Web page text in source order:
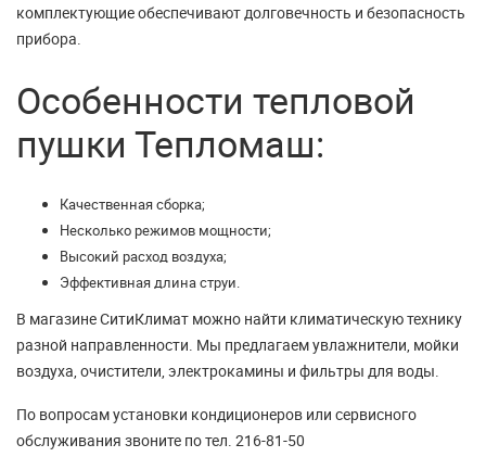
комплектующие обеспечивают долговечность и безопасность
прибора.
Особенности тепловой
пушки Тепломаш:
Качественная сборка;
Несколько режимов мощности;
Высокий расход воздуха;
Эффективная длина струи.
В магазине СитиКлимат можно найти климатическую технику
разной направленности. Мы предлагаем увлажнители, мойки
воздуха, очистители, электрокамины и фильтры для воды.
По вопросам установки кондиционеров или сервисного
обслуживания звоните по тел. 216-81-50